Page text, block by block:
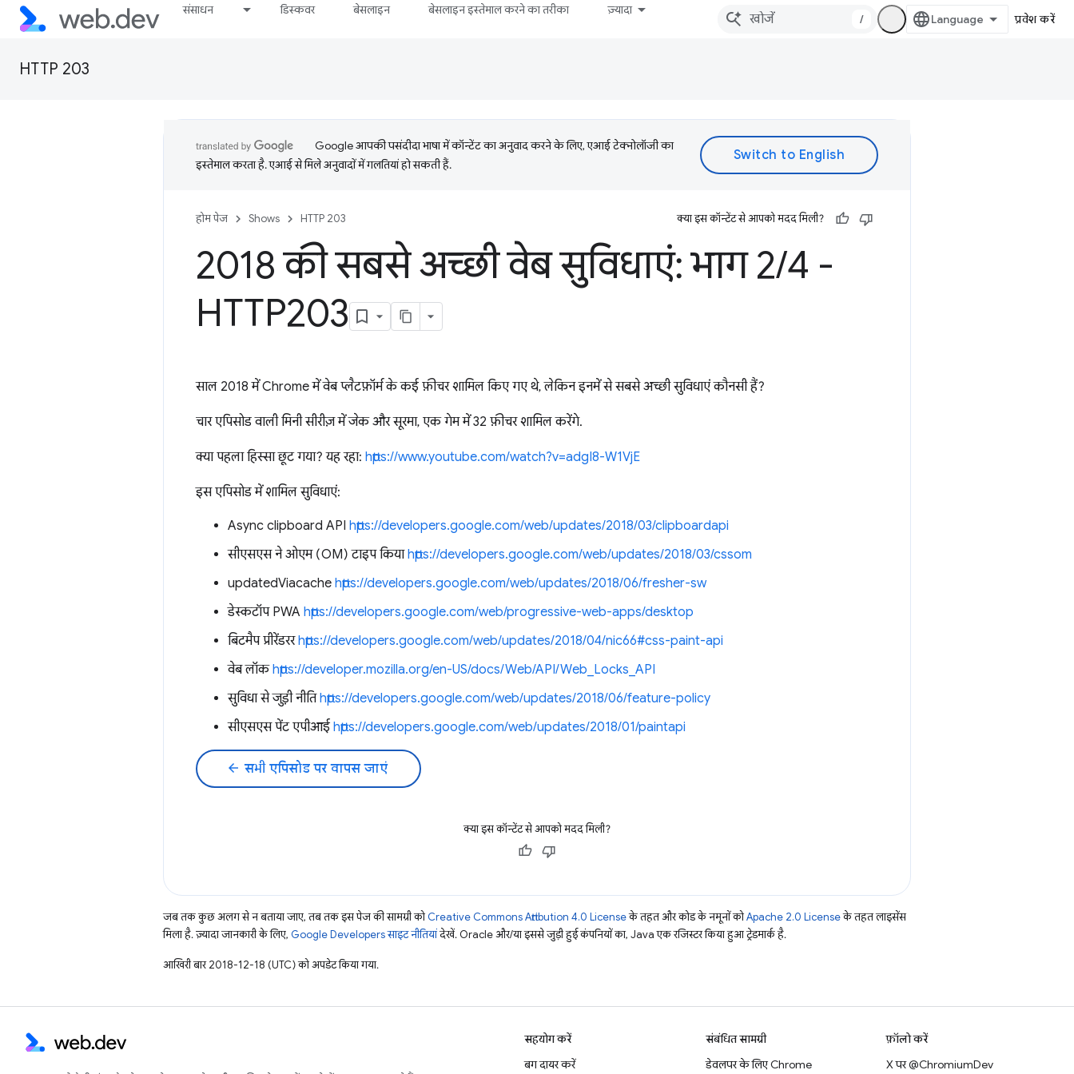
संसाधन डिस्कवर बेसलाइन बेसलाइन इस्तेमाल करने का तरीका ज़्यादा
/ प्रवेश करें
HTTP 203
Google आपकी पसंदीदा भाषा में कॉन्टेंट का अनुवाद करने के लिए, एआई टेक्नोलॉजी का
इस्तेमाल करता है. एआई से मिले अनुवादों में गलतियां हो सकती हैं.
होम पेज Shows HTTP 203 क्या इस कॉन्टेंट से आपको मदद मिली?
2018 की सबसे अच्छी वेब सुविधाएं: भाग 2/4 -
HTTP203
साल 2018 में Chrome में वेब प्लैटफ़ॉर्म के कई फ़ीचर शामिल किए गए थे, लेकिन इनमें से सबसे अच्छी सुविधाएं कौनसी हैं?
चार एपिसोड वाली मिनी सीरीज़ में जेक और सूरमा, एक गेम में 32 फ़ीचर शामिल करेंगे.
क्या पहला हिस्सा छूट गया? यह रहा: https://www.youtube.com/watch?v=adgI8-W1VjE
इस एपिसोड में शामिल सुविधाएं:
Async clipboard API https://developers.google.com/web/updates/2018/03/clipboardapi
सीएसएस ने ओएम (OM) टाइप कियाhttps://developers.google.com/web/updates/2018/03/cssom
updatedViacache https://developers.google.com/web/updates/2018/06/fresher-sw
डेस्कटॉप PWA https://developers.google.com/web/progressive-web-apps/desktop
बिटमैप प्रीरेंडररhttps://developers.google.com/web/updates/2018/04/nic66#css-paint-api
वेब लॉकhttps://developer.mozilla.org/en-US/docs/Web/API/Web_Locks_API
सुविधा से जुड़ी नीतिhttps://developers.google.com/web/updates/2018/06/feature-policy
सीएसएस पेंट एपीआई https://developers.google.com/web/updates/2018/01/paintapi
arrow_back सभी एपिसोड पर वापस जाएं
क्या इस कॉन्टेंट से आपको मदद मिली?
जब तक कुछ अलग से न बताया जाए, तब तक इस पेज की सामग्री कोCreative Commons Attribution 4.0 Licenseके तहत और कोड के नमूनों कोApache 2.0 Licenseके तहत लाइसेंस
मिला है. ज़्यादा जानकारी के लिए, Google Developers साइट नीतियांदेखें. Oracle और/या इससे जुड़ी हुई कंपनियों का, Java एक रजिस्टर किया हुआ ट्रेडमार्क है.
आखिरी बार 2018-12-18 (UTC) को अपडेट किया गया.
सहयोग करें
बग दायर करें
संबंधित सामग्री
डेवलपर के लिए Chrome
फ़ॉलो करें
X पर @ChromiumDev